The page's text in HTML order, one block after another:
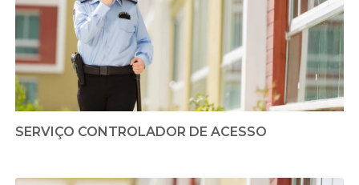
SERVIÇO CONTROLADOR DE ACESSO